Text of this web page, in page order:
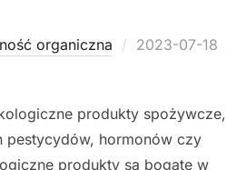
organiczna
Posted
2023-07-18
produkty spożywcze,
pestycydów, hormonów czy
produkty są bogate w